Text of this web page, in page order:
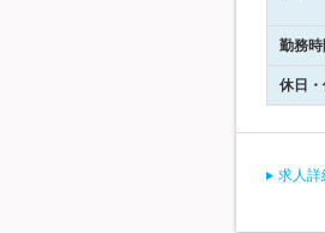
勤務時
休日
求人詳